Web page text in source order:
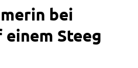
bei
Steeg